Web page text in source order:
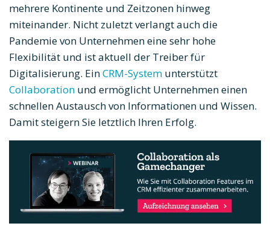
mehrere Kontinente und Zeitzonen hinweg
miteinander. Nicht zuletzt verlangt auch die
Pandemie von Unternehmen eine sehr hohe
Flexibilität und ist aktuell der Treiber für
Digitalisierung. EinCRM-System unterstützt
Collaboration und ermöglicht Unternehmen einen
schnellen Austausch von Informationen und Wissen.
Damit steigern Sie letztlich Ihren Erfolg.